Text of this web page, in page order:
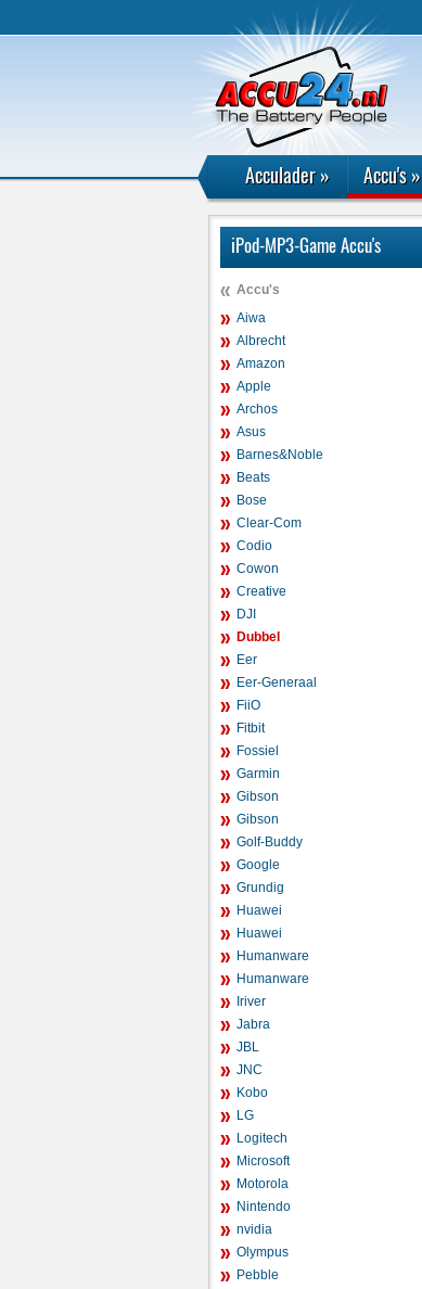
Acculader» Accu's»
iPod-MP3-Game Accu's
Accu's
Aiwa
Albrecht
Amazon
Apple
Archos
Asus
Barnes&Noble
Beats
Bose
Clear-Com
Codio
Cowon
Creative
DJI
Dubbel
Eer
Eer-Generaal
FiiO
Fitbit
Fossiel
Garmin
Gibson
Gibson
Golf-Buddy
Google
Grundig
Huawei
Huawei
Humanware
Humanware
Iriver
Jabra
JBL
JNC
Kobo
LG
Logitech
Microsoft
Motorola
Nintendo
nvidia
Olympus
Pebble